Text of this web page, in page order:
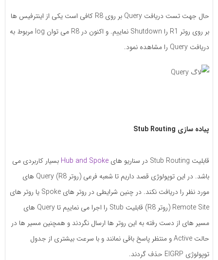
حال جهت تست دریافت Query بر روی R8 کافی است یکی از اینترفیس ها
بر روی روتر R1 را Shutdown نماییم. و اکنون در R8 می توان log مربوط به
دریافت Query را مشاهده نمود.
پیاده سازی Stub Routing
قابلیت Stub Routing در سناریو های Hub and Spokeبسیار کاربردی می
باشد. در این توپولوژی قصد داریم تا شعبه فرعی (روتر R8) Query های
مورد نظر را دریافت نکند. در چنین شرایطی در روتر های Spoke یا روتر های
Remote Site (روتر R8) قابلیت Stub را اجرا می نماییم تا Query های
مسیر های از دست رفته به این روتر ها ارسال نگردند و همچنین مسیر ها در
حالت Active و منتظر پاسخ باقی نمانند و با سرعت بیشتری از جدول
توپولوژی EIGRP حذف گردند.